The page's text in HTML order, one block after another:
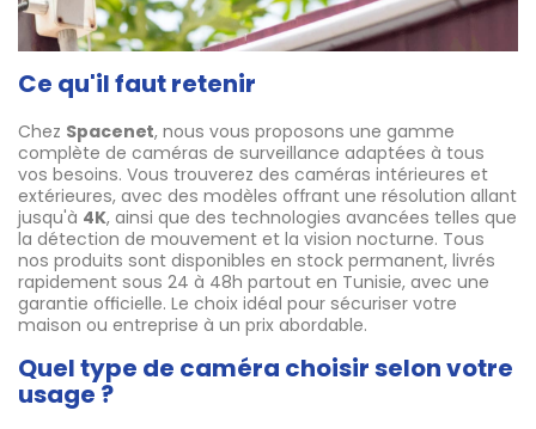
Ce qu'il faut retenir
Chez Spacenet, nous vous proposons une gamme
complète de caméras de surveillance adaptées à tous
vos besoins. Vous trouverez des caméras intérieures et
extérieures, avec des modèles offrant une résolution allant
jusqu'à 4K, ainsi que des technologies avancées telles que
la détection de mouvement et la vision nocturne. Tous
nos produits sont disponibles en stock permanent, livrés
rapidement sous 24 à 48h partout en Tunisie, avec une
garantie officielle. Le choix idéal pour sécuriser votre
maison ou entreprise à un prix abordable.
Quel type de caméra choisir selon votre
usage ?